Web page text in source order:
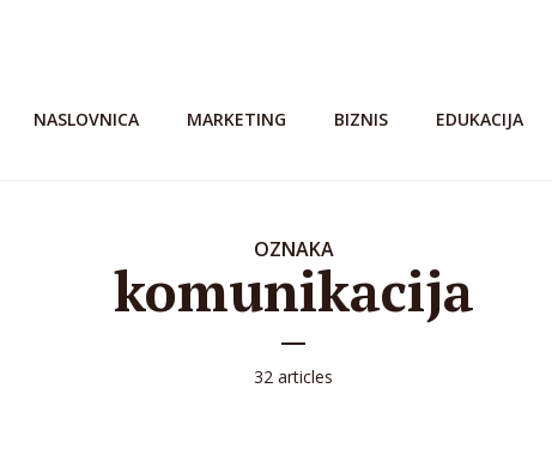
NASLOVNICA MARKETING BIZNIS EDUKACIJA
OZNAKA
komunikacija
32 articles